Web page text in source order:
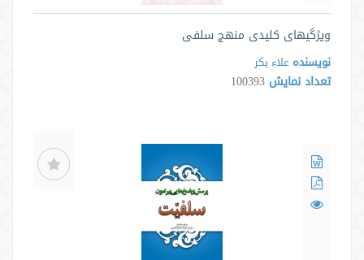
ویژگیهای کلیدی منهج سلفی
نویسنده علاء بکر
تعداد نمایش 100393